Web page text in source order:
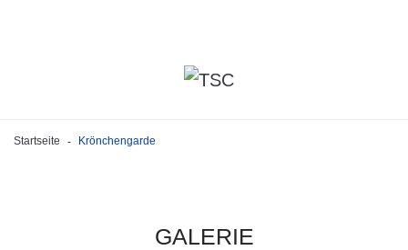
Startseite - Krönchengarde
GALERIE